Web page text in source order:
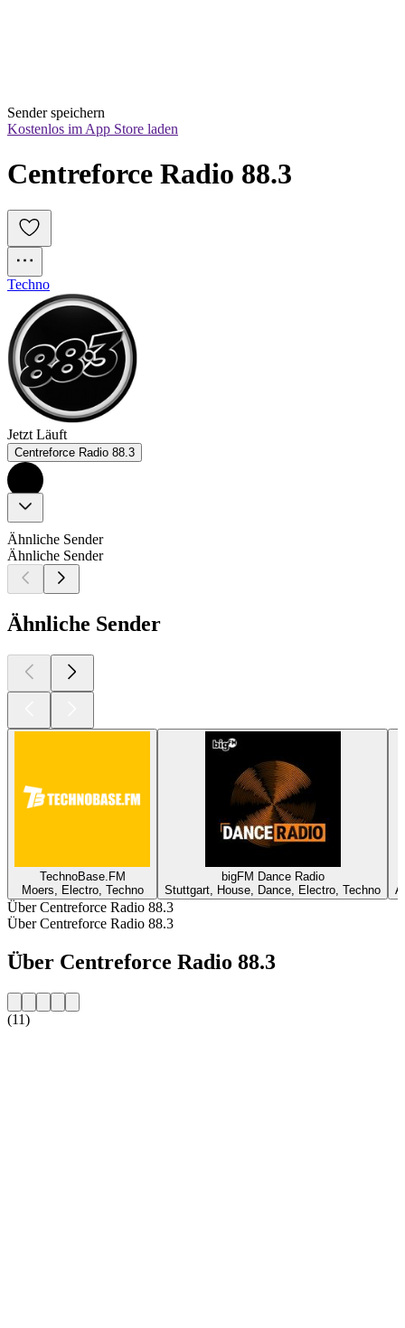
Sender speichern
Kostenlos im App Store laden
Centreforce Radio 88.3
Techno
Jetzt Läuft
Centreforce Radio 88.3
Ähnliche Sender
Ähnliche Sender
Ähnliche Sender
TechnoBase.FM
Moers, Electro, Techno
bigFM Dance Radio
Stuttgart, House, Dance, Electro, Techno
Über Centreforce Radio 88.3
Über Centreforce Radio 88.3
Über Centreforce Radio 88.3
(11)